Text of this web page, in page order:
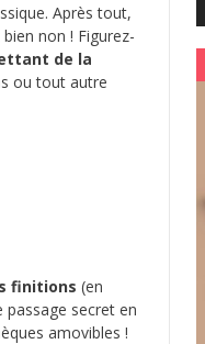
Après tout,
non ! Figurez-
de la
ou tout autre
finitions (en
secret en
amovibles !